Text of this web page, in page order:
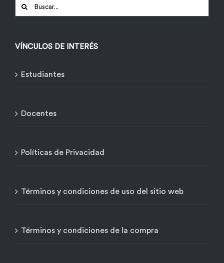
Buscar:
VÍNCULOS DE INTERÉS
Estudiantes
Docentes
Políticas de Privacidad
Términos y condiciones de uso del sitio web
Términos y condiciones de la compra